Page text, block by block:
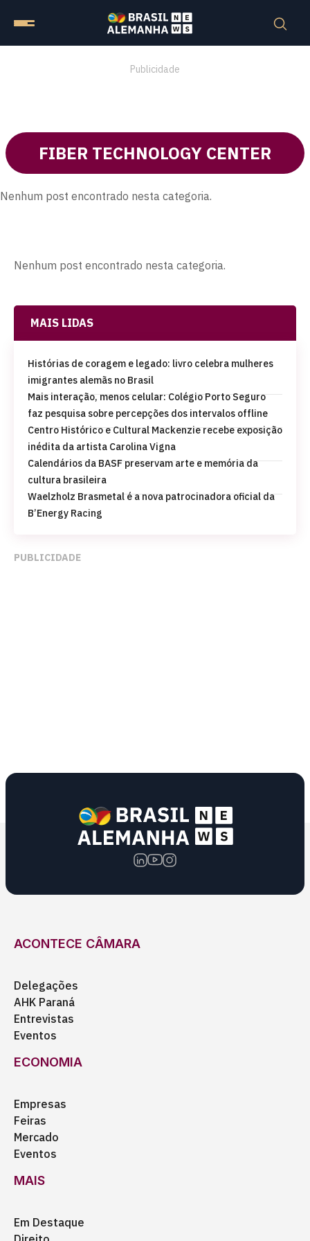
Publicidade
FIBER TECHNOLOGY CENTER
Nenhum post encontrado nesta categoria.
Nenhum post encontrado nesta categoria.
MAIS LIDAS
Histórias de coragem e legado: livro celebra mulheres
imigrantes alemãs no Brasil
Mais interação, menos celular: Colégio Porto Seguro
faz pesquisa sobre percepções dos intervalos offline
Centro Histórico e Cultural Mackenzie recebe exposição
inédita da artista Carolina Vigna
Calendários da BASF preservam arte e memória da
cultura brasileira
Waelzholz Brasmetal é a nova patrocinadora oficial da
B’Energy Racing
PUBLICIDADE
ACONTECE CÂMARA
Delegações
AHK Paraná
Entrevistas
Eventos
ECONOMIA
Empresas
Feiras
Mercado
Eventos
MAIS
Em Destaque